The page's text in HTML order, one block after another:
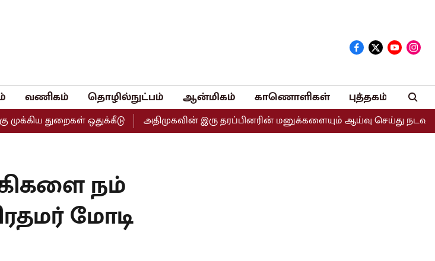
வணிகம் தொழில்நுட்பம் ஆன்மிகம் காணொளிகள் புத்தகம்
ஒதுக்கீடு அதிமுகவின் இரு தரப்பினரின் மனுக்களையும் ஆய்வு செய்து நடவடிக்கை
நம்
மோடி